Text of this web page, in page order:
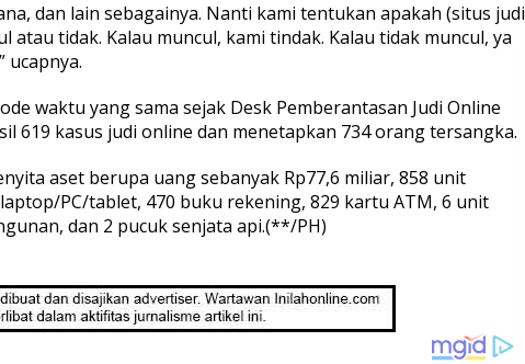
dan lain sebagainya. Nanti kami tentukan apakah (situs judi
atau tidak. Kalau muncul, kami tindak. Kalau tidak muncul, ya
ucapnya.
waktu yang sama sejak Desk Pemberantasan Judi Online
619 kasus judi online dan menetapkan 734 orang tersangka.
aset berupa uang sebanyak Rp77,6 miliar, 858 unit
PC/tablet, 470 buku rekening, 829 kartu ATM, 6 unit
dan 2 pucuk senjata api.(**/PH)